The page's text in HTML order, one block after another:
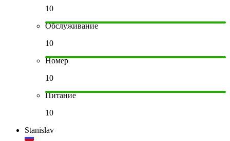
10
Обслуживание
10
Номер
10
Питание
10
Stanislav